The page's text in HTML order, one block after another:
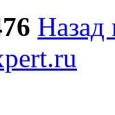
Назад